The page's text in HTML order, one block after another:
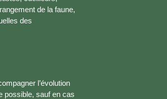
de la faune,
des
l’évolution
possible, sauf en cas